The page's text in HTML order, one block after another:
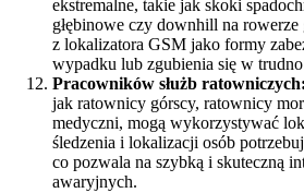
ekstremalne, takie jak skoki
głębinowe czy downhill na
z lokalizatora GSM jako formy
wypadku lub zgubienia się w
Pracowników służb ratowniczych:
jak ratownicy górscy, ratownicy
medyczni, mogą wykorzystywać
śledzenia i lokalizacji osób
co pozwala na szybką i skuteczną
awaryjnych.